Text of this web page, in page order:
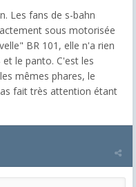
Les fans de s-bahn
sous motorisée
BR 101, elle n'a rien
le panto. C'est les
mêmes phares, le
fait très attention étant